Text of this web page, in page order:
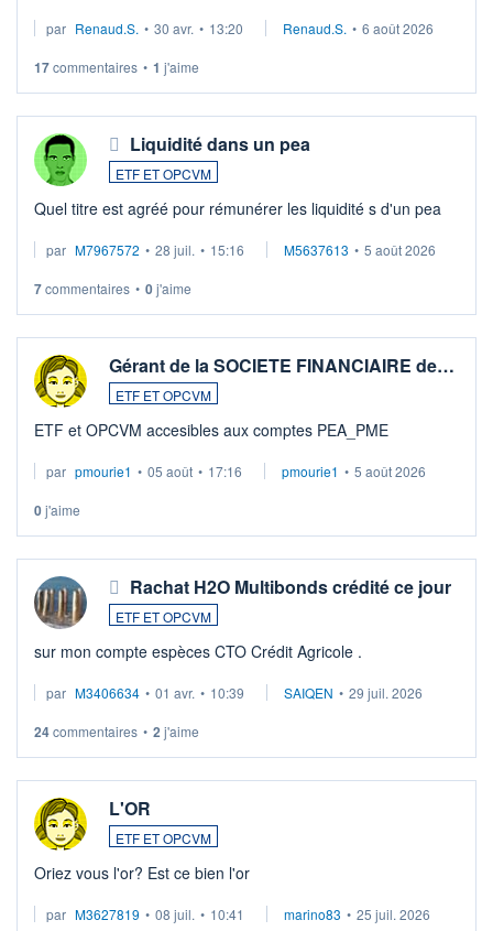
Investissement long terme tip top pour sa retraite.
par Renaud.S. • 30 avr. • 13:20 Renaud.S. • 6 août 2026
17commentaires • 1 j'aime
Liquidité dans un pea
ETF ET OPCVM
Quel titre est agréé pour rémunérer les liquidité s d'un pea
par M7967572 • 28 juil. • 15:16 M5637613 • 5 août 2026
7commentaires • 0j'aime
Gérant de la SOCIETE FINANCIAIRE de…
ETF ET OPCVM
ETF et OPCVM accesibles aux comptes PEA_PME
par pmourie1 • 05 août • 17:16 pmourie1 • 5 août 2026
0j'aime
Rachat H2O Multibonds crédité ce jour
ETF ET OPCVM
sur mon compte espèces CTO Crédit Agricole .
par M3406634 • 01 avr. • 10:39 SAIQEN • 29 juil. 2026
24commentaires • 2 j'aime
L'OR
ETF ET OPCVM
Oriez vous l'or? Est ce bien l'or
par M3627819 • 08 juil. • 10:41 marino83 • 25 juil. 2026